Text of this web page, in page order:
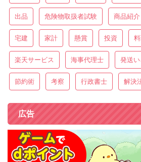
出品 危険物取扱者試験 商品紹介
宅建 家計 懸賞 投資
楽天サービス 海事代理士 発送
節約術 考察 行政書士 解決
広告